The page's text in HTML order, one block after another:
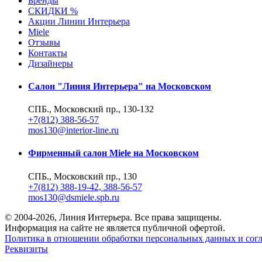
СКИДКИ %
Акции Линии Интерьера
Miele
Отзывы
Контакты
Дизайнеры
Салон "Линия Интерьера" на Московском
СПБ., Московский пр., 130-132
+7(812) 388-56-57
mos130@interior-line.ru
Фирменный салон Miele на Московском
СПБ., Московский пр., 130
+7(812) 388-19-42, 388-56-57
mos130@dsmiele.spb.ru
© 2004-2026, Линия Интерьера. Все права защищены.
Информация на сайте не является публичной офертой.
Политика в отношении обработки персональных данных и
Реквизиты